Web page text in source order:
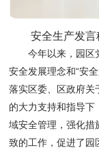
安全生产发言
今年以来，园区党
安全发展理念和“安
落实区委、区政府关
的大力支持和指导下
域安全管理，强化措
致的工作，促进了园